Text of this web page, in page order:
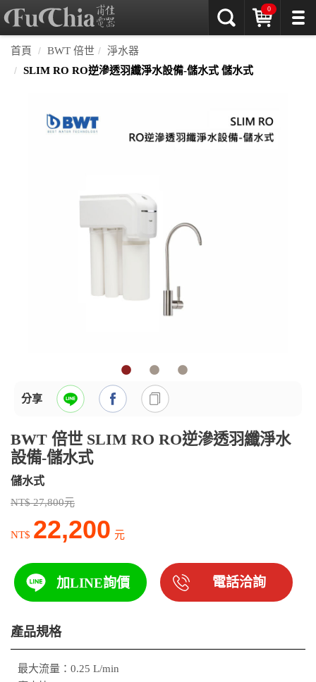
0
首頁 BWT 倍世
淨水器
SLIM RO RO逆滲透羽纖淨水設備-儲水式 儲水式
分享
BWT 倍世 SLIM RO RO逆滲透羽纖淨水
設備-儲水式
儲水式
NT$ 27,800元
NT$ 22,200 元
加LINE詢價 電話洽詢
產品規格
最大流量：0.25 L/min